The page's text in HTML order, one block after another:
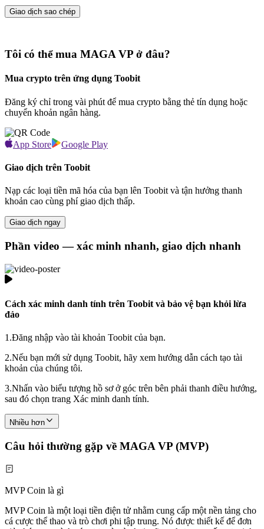
Giao dịch sao chép
Tôi có thể mua MAGA VP ở đâu?
Mua crypto trên ứng dụng Toobit
Đăng ký chỉ trong vài phút để mua crypto bằng thẻ tín dụng hoặc
chuyển khoản ngân hàng.
App Store Google Play
Giao dịch trên Toobit
Nạp các loại tiền mã hóa của bạn lên Toobit và tận hưởng thanh
khoản cao cùng phí giao dịch thấp.
Giao dịch ngay
Phần video — xác minh nhanh, giao dịch nhanh
Cách xác minh danh tính trên Toobit và bảo vệ bạn khỏi lừa
đảo
1.Đăng nhập vào tài khoản Toobit của bạn.
2.Nếu bạn mới sử dụng Toobit, hãy xem hướng dẫn cách tạo tài
khoản của chúng tôi.
3.Nhấn vào biểu tượng hồ sơ ở góc trên bên phải thanh điều hướng,
sau đó chọn trang Xác minh danh tính.
Nhiều hơn
Câu hỏi thường gặp về MAGA VP (MVP)
MVP Coin là gì
MVP Coin là một loại tiền điện tử nhằm cung cấp một nền tảng cho
cá cược thể thao và trò chơi phi tập trung. Nó được thiết kế để đơn